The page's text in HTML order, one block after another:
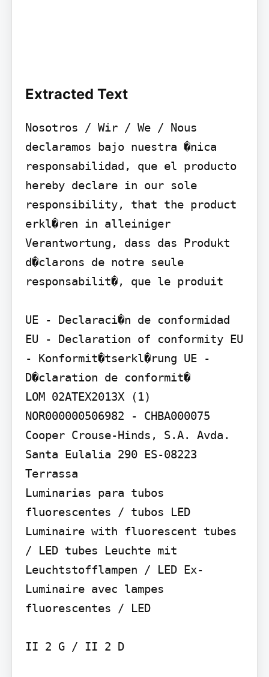
Extracted Text
Nosotros / Wir / We / Nous
declaramos bajo nuestra �nica
responsabilidad, que el producto
hereby declare in our sole
responsibility, that the product
erkl�ren in alleiniger
Verantwortung, dass das Produkt
d�clarons de notre seule
responsabilit�, que le produit
UE - Declaraci�n de conformidad
EU - Declaration of conformity EU
- Konformit�tserkl�rung UE -
D�claration de conformit�
LOM 02ATEX2013X (1)
NOR000000506982 - CHBA000075
Cooper Crouse-Hinds, S.A. Avda.
Santa Eulalia 290 ES-08223
Terrassa
Luminarias para tubos
fluorescentes / tubos LED
Luminaire with fluorescent tubes
/ LED tubes Leuchte mit
Leuchtstofflampen / LED Ex-
Luminaire avec lampes
fluorescentes / LED
II 2 G / II 2 D